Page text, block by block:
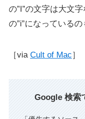
の”I”の文字は大文
の”i”になっているの
［via Cult of Mac］
Google 検索